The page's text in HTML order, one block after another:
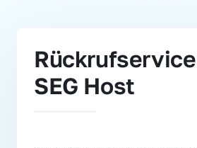
SEG Host